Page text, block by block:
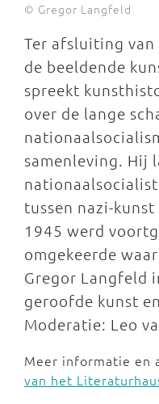
© Gregor Langfeld
Ter afsluiting van
de beeldende
spreekt
over de lange
samenleving. Hij
tussen nazi-
1945 werd
omgekeerde
Gregor Langfeld
geroofde kunst
Moderatie: Leo
Meer informatie en
van het